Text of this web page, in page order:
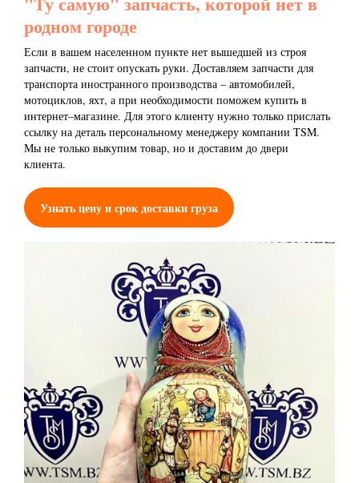
родном городе
Если в вашем населенном пункте нет вышедшей из строя
запчасти, не стоит опускать руки. Доставляем запчасти для
транспорта иностранного производства – автомобилей,
мотоциклов, яхт, а при необходимости поможем купить в
интернет–магазине. Для этого клиенту нужно только прислать
ссылку на деталь персональному менеджеру компании TSM.
Мы не только выкупим товар, но и доставим до двери
клиента.
Узнать цену и срок доставки груза